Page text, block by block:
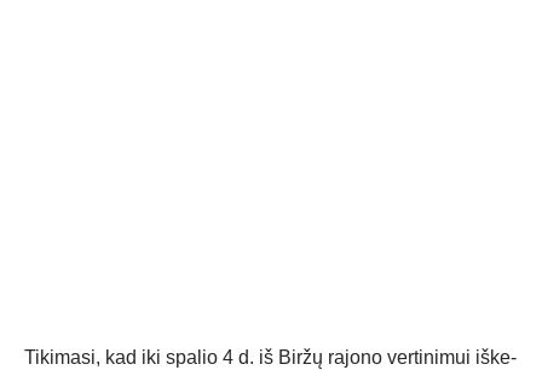
Ti­ki­ma­si, kad iki spa­lio 4 d. iš Bir­žų ra­jo­no ver­ti­ni­mui iš­ke­